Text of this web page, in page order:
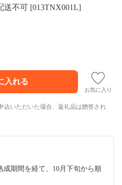
不可 [013TNX001L]
お気に入り
込いただいた場合、返礼品は贈答され
成期間を経て、10月下旬から順